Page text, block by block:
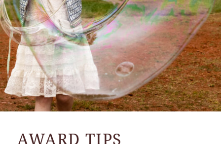
AWARD TIPS